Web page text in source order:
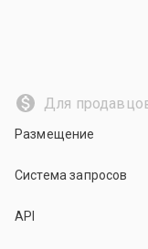
Для
Размещение
Система запросов
API